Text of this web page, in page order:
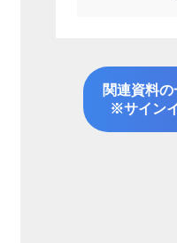
関連資料
※サイン